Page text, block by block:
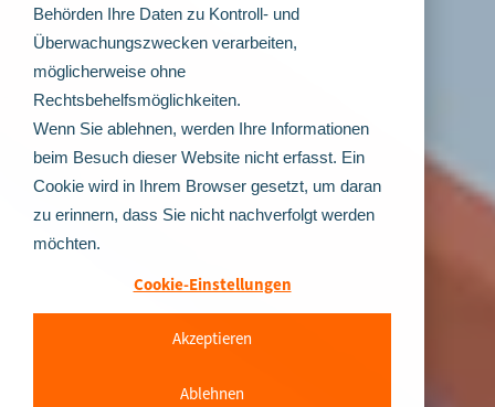
Behörden Ihre Daten zu Kontroll- und
Überwachungszwecken verarbeiten,
möglicherweise ohne
Rechtsbehelfsmöglichkeiten.
Wenn Sie ablehnen, werden Ihre Informationen
beim Besuch dieser Website nicht erfasst. Ein
Cookie wird in Ihrem Browser gesetzt, um daran
zu erinnern, dass Sie nicht nachverfolgt werden
möchten.
Cookie-Einstellungen
Akzeptieren
Ablehnen